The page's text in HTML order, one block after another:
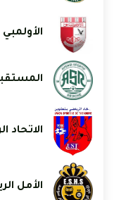
الأولمبي
الاتحاد
الأمل